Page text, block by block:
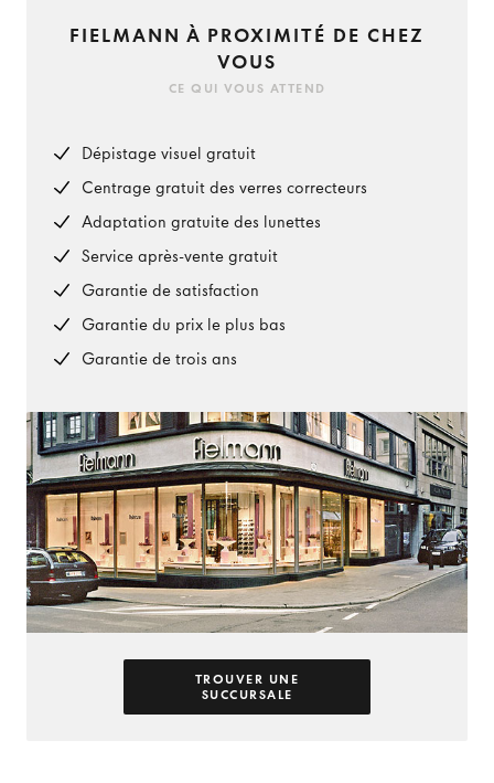
FIELMANN À PROXIMITÉ DE CHEZ
VOUS
CE QUI VOUS ATTEND
Dépistage visuel gratuit
Centrage gratuit des verres correcteurs
Adaptation gratuite des lunettes
Service après-vente gratuit
Garantie de satisfaction
Garantie du prix le plus bas
Garantie de trois ans
TROUVER UNE
SUCCURSALE